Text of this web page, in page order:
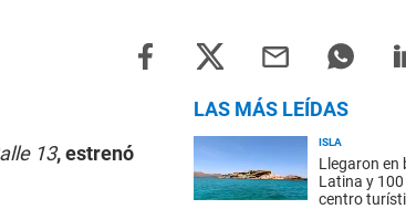
13, estrenó
LAS MÁS LEÍDAS
ISLA
Llegaron en
Latina y
centro